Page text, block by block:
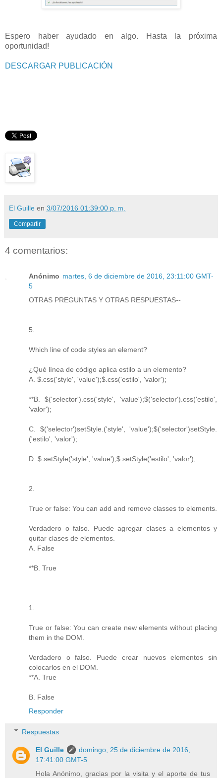
Espero haber ayudado en algo. Hasta la próxima
oportunidad!
DESCARGAR PUBLICACIÓN
El Guille en 3/07/2016 01:39:00 p. m.
Compartir
4 comentarios:
Anónimo martes, 6 de diciembre de 2016, 23:11:00 GMT-
5
OTRAS PREGUNTAS Y OTRAS RESPUESTAS--
5.
Which line of code styles an element?
¿Qué línea de código aplica estilo a un elemento?
A. $.css('style', 'value');$.css('estilo', 'valor');
**B. $('selector').css('style', 'value');$('selector').css('estilo',
'valor');
C. $('selector')setStyle.('style', 'value');$('selector')setStyle.
('estilo', 'valor');
D. $.setStyle('style', 'value');$.setStyle('estilo', 'valor');
2.
True or false: You can add and remove classes to elements.
Verdadero o falso. Puede agregar clases a elementos y
quitar clases de elementos.
A. False
**B. True
1.
True or false: You can create new elements without placing
them in the DOM.
Verdadero o falso. Puede crear nuevos elementos sin
colocarlos en el DOM.
**A. True
B. False
Responder
Respuestas
El Guille
domingo, 25 de diciembre de 2016,
17:41:00 GMT-5
Hola Anónimo, gracias por la visita y el aporte de tus